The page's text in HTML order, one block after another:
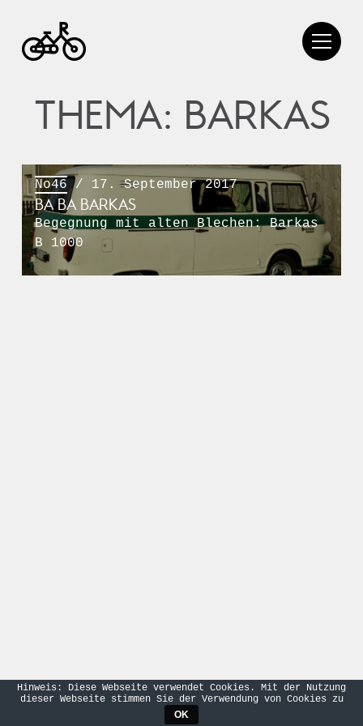
THEMA: BARKAS
No46 / 17. September 2017
BA BA BARKAS
Begegnung mit alten Blechen: Barkas
B 1000
Hinweis: Diese Webseite verwendet Cookies. Mit der Nutzung
dieser Webseite stimmen Sie der Verwendung von Cookies zu
OK